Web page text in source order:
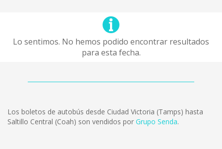
Lo sentimos. No hemos podido encontrar resultados
para esta fecha.
Los boletos de autobús desde Ciudad Victoria (Tamps) hasta
Saltillo Central (Coah) son vendidos por Grupo Senda.